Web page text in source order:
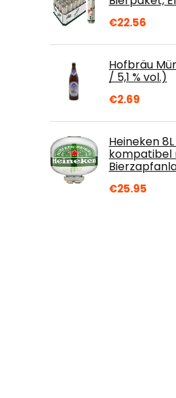
€22.56
Hofbräu
/ 5,1 % vol.)
€2.69
Heineken
kompatibel
€25.95